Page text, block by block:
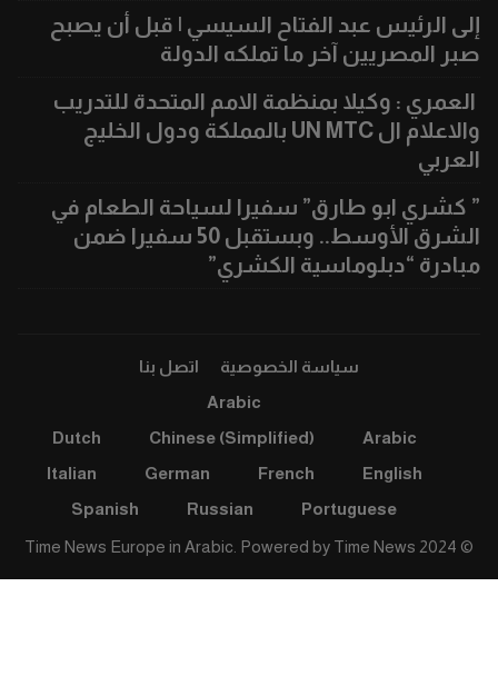
إلى الرئيس عبد الفتاح السيسي | قبل أن يصبح
صبر المصريين آخر ما تملكه الدولة
العمري : وكيلا بمنظمة الامم المتحدة للتدريب
والاعلام ال UN MTC بالمملكة ودول الخليج
العربي
” كشري ابو طارق” سفيرا لسياحة الطعام في
الشرق الأوسط.. وبستقبل 50 سفيرا ضمن
مبادرة “دبلوماسية الكشري”
سياسة الخصوصية
اتصل بنا
Arabic
Arabic
Chinese (Simplified)
Dutch
English
French
German
Italian
Portuguese
Russian
Spanish
© 2024 Time News Europe in Arabic. Powered by
Time News